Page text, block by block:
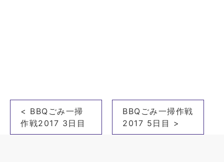
ナ
< BBQごみ一掃
作戦2017 3日目
BBQごみ一掃作戦
2017 5日目 >